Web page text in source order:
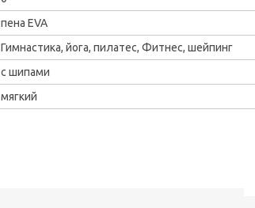
пена EVA
Гимнастика, йога, пилатес, Фитнес, шейпинг
с шипами
мягкий